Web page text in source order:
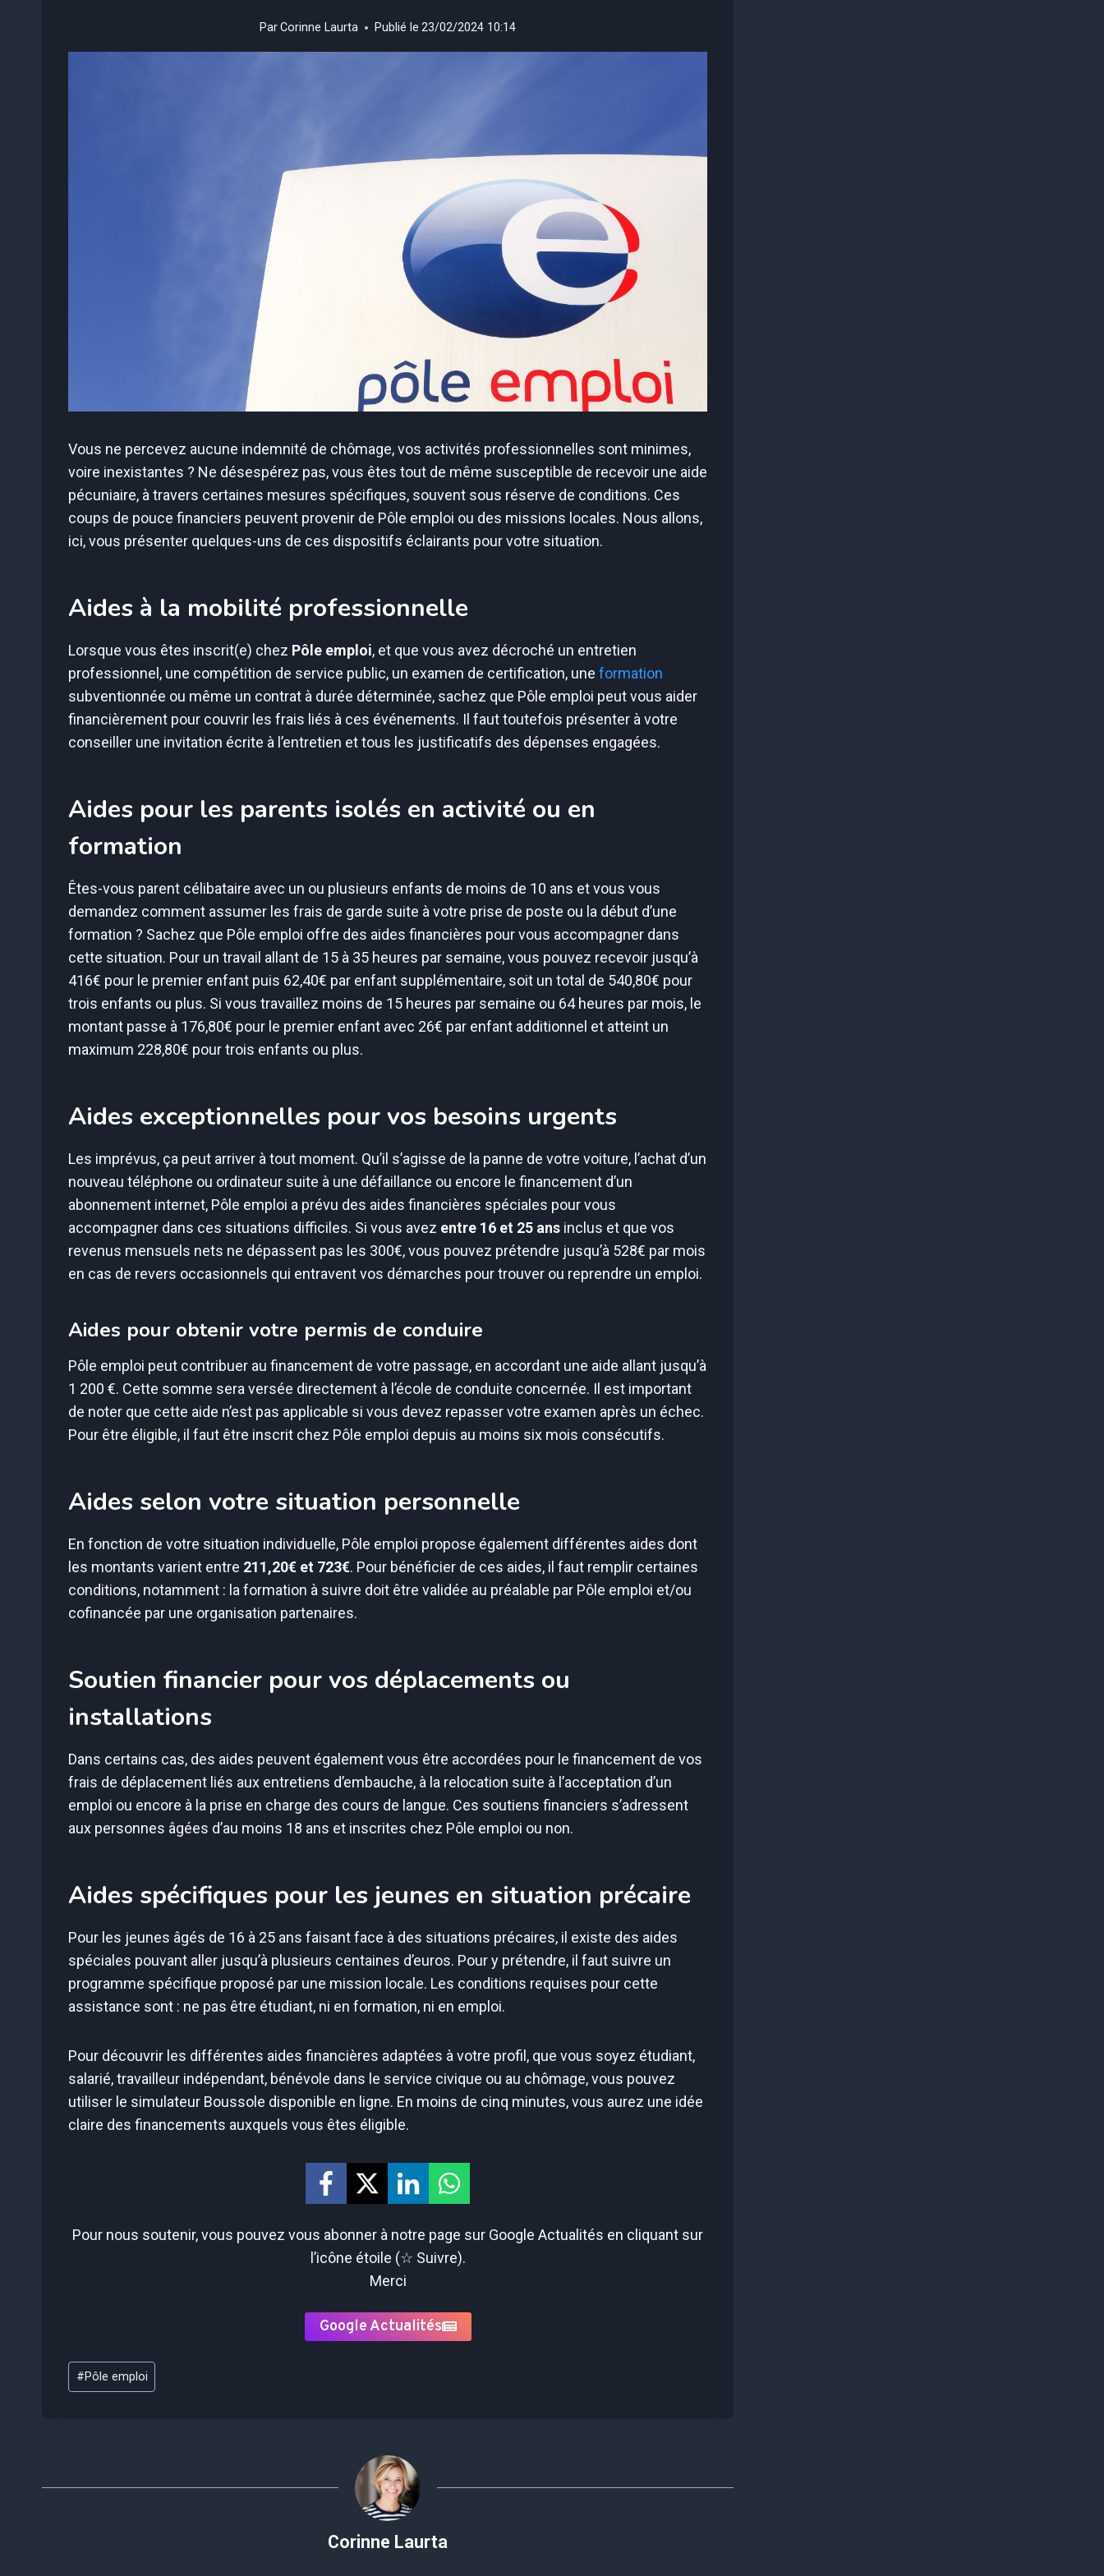
ParCorinne Laurta Publié le 23/02/2024 10:14
Vous ne percevez aucune indemnité de chômage, vos activités professionnelles sont minimes,
voire inexistantes ? Ne désespérez pas, vous êtes tout de même susceptible de recevoir une aide
pécuniaire, à travers certaines mesures spécifiques, souvent sous réserve de conditions. Ces
coups de pouce financiers peuvent provenir de Pôle emploi ou des missions locales. Nous allons,
ici, vous présenter quelques-uns de ces dispositifs éclairants pour votre situation.
Aides à la mobilité professionnelle
Lorsque vous êtes inscrit(e) chez Pôle emploi, et que vous avez décroché un entretien
professionnel, une compétition de service public, un examen de certification, une formation
subventionnée ou même un contrat à durée déterminée, sachez que Pôle emploi peut vous aider
financièrement pour couvrir les frais liés à ces événements. Il faut toutefois présenter à votre
conseiller une invitation écrite à l’entretien et tous les justificatifs des dépenses engagées.
Aides pour les parents isolés en activité ou en
formation
Êtes-vous parent célibataire avec un ou plusieurs enfants de moins de 10 ans et vous vous
demandez comment assumer les frais de garde suite à votre prise de poste ou la début d’une
formation ? Sachez que Pôle emploi offre des aides financières pour vous accompagner dans
cette situation. Pour un travail allant de 15 à 35 heures par semaine, vous pouvez recevoir jusqu’à
416€ pour le premier enfant puis 62,40€ par enfant supplémentaire, soit un total de 540,80€ pour
trois enfants ou plus. Si vous travaillez moins de 15 heures par semaine ou 64 heures par mois, le
montant passe à 176,80€ pour le premier enfant avec 26€ par enfant additionnel et atteint un
maximum 228,80€ pour trois enfants ou plus.
Aides exceptionnelles pour vos besoins urgents
Les imprévus, ça peut arriver à tout moment. Qu’il s’agisse de la panne de votre voiture, l’achat d’un
nouveau téléphone ou ordinateur suite à une défaillance ou encore le financement d’un
abonnement internet, Pôle emploi a prévu des aides financières spéciales pour vous
accompagner dans ces situations difficiles. Si vous avez entre 16 et 25 ans inclus et que vos
revenus mensuels nets ne dépassent pas les 300€, vous pouvez prétendre jusqu’à 528€ par mois
en cas de revers occasionnels qui entravent vos démarches pour trouver ou reprendre un emploi.
Aides pour obtenir votre permis de conduire
Pôle emploi peut contribuer au financement de votre passage, en accordant une aide allant jusqu’à
1 200 €. Cette somme sera versée directement à l’école de conduite concernée. Il est important
de noter que cette aide n’est pas applicable si vous devez repasser votre examen après un échec.
Pour être éligible, il faut être inscrit chez Pôle emploi depuis au moins six mois consécutifs.
Aides selon votre situation personnelle
En fonction de votre situation individuelle, Pôle emploi propose également différentes aides dont
les montants varient entre 211,20€ et 723€. Pour bénéficier de ces aides, il faut remplir certaines
conditions, notamment : la formation à suivre doit être validée au préalable par Pôle emploi et/ou
cofinancée par une organisation partenaires.
Soutien financier pour vos déplacements ou
installations
Dans certains cas, des aides peuvent également vous être accordées pour le financement de vos
frais de déplacement liés aux entretiens d’embauche, à la relocation suite à l’acceptation d’un
emploi ou encore à la prise en charge des cours de langue. Ces soutiens financiers s’adressent
aux personnes âgées d’au moins 18 ans et inscrites chez Pôle emploi ou non.
Aides spécifiques pour les jeunes en situation précaire
Pour les jeunes âgés de 16 à 25 ans faisant face à des situations précaires, il existe des aides
spéciales pouvant aller jusqu’à plusieurs centaines d’euros. Pour y prétendre, il faut suivre un
programme spécifique proposé par une mission locale. Les conditions requises pour cette
assistance sont : ne pas être étudiant, ni en formation, ni en emploi.
Pour découvrir les différentes aides financières adaptées à votre profil, que vous soyez étudiant,
salarié, travailleur indépendant, bénévole dans le service civique ou au chômage, vous pouvez
utiliser le simulateur Boussole disponible en ligne. En moins de cinq minutes, vous aurez une idée
claire des financements auxquels vous êtes éligible.
Pour nous soutenir, vous pouvez vous abonner à notre page sur Google Actualités en cliquant sur
l’icône étoile (☆ Suivre).
Merci
Google Actualités
Étiquettes
de
#Pôle emploi
Corinne Laurta